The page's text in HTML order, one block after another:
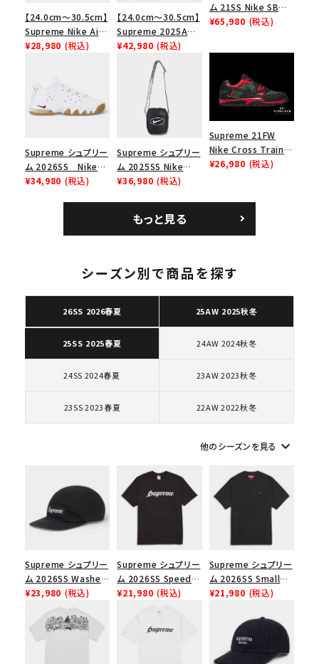
キーワードから探す
キャップ・ハット
パーカー・クルーネック
ショルダー・ウエストバッグ
ボックスロゴ ブラックスウェット
コラボレーションブランドから探す
シーズンから探す
並び順
価格から探す
円
【24.0cm～30.5cm】
Supreme Nike Air
Force 1 Low シュプ
ューズ ホワイト
¥28,980 (税込)
【24.0cm～30.5cm】
Supreme 2025AW
Nike SB Dunk Low
ナイキ SB ダンク ロ
ー スニーカー ホワイ
¥42,980 (税込)
ム 21SS Nike SB
Dunk Low ナイキSB
¥65,980 (税込)
Supreme シュプリー
ム 2026SS Nike
SB Air Max 2 CB 94
¥34,980 (税込)
Supreme シュプリー
ム 2025SS Nike
Leather Shoulder
ク 黒
¥36,980 (税込)
Supreme 21FW
Nike Cross Trainer
Low ナイキクロスト
¥26,980 (税込)
もっと見る
シーズン別で商品を探す
26SS 2026春夏 25AW 2025秋冬
25SS 2025春夏 24AW 2024秋冬
24SS 2024春夏 23AW 2023秋冬
23SS 2023春夏 22AW 2022秋冬
他のシーズンを見る keyboard_arrow_down
Supreme シュプリー
ム 2026SS Washed
Chino Twill Camp
Cap ウォッシュド チ
ノツイル キャンプキャ
ップ ブラック
¥23,980 (税込)
Supreme シュプリー
ム 2026SS Speed
Tee スピードTシャツ
¥21,980 (税込)
Supreme シュプリー
ム 2026SS Small
Box Tee スモールボ
¥21,980 (税込)